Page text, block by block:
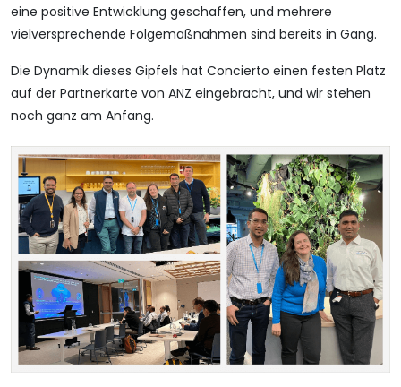
eine positive Entwicklung geschaffen, und mehrere
vielversprechende Folgemaßnahmen sind bereits in Gang.
Die Dynamik dieses Gipfels hat Concierto einen festen Platz
auf der Partnerkarte von ANZ eingebracht, und wir stehen
noch ganz am Anfang.